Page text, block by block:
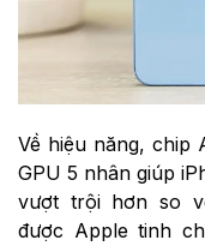
Về hiệu năng, chip
GPU 5 nhân giúp
vượt trội hơn so
được Apple tinh